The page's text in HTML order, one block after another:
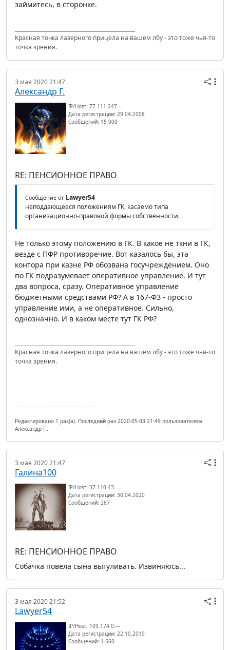
займитесь, в сторонке.
Красная точка лазерного прицела на вашем лбу - это тоже чья-то
точка зрения.
3 мая 2020 21:47
Александр Г.
IP/Host: 77.111.247.---
Дата регистрации: 29.04.2008
Сообщений: 15 000
RE: ПЕНСИОННОЕ ПРАВО
Сообщение от Lawyer54
неподдающееся положениям ГК, касаемо типа
организационно-правовой формы собственности.
Не только этому положению в ГК. В какое не ткни в ГК,
везде с ПФР противоречие. Вот казалось бы, эта
контора при казне РФ обозвана госучреждением. Оно
по ГК подразумевает оперативное управление. И тут
два вопроса, сразу. Оперативное управление
бюджетными средствами РФ? А в 167-ФЗ - просто
управление ими, а не оперативное. Сильно,
однозначно. И в каком месте тут ГК РФ?
Красная точка лазерного прицела на вашем лбу - это тоже чья-то
точка зрения.
Редактировано 1 раз(а). Последний раз 2020-05-03 21:49 пользователем
Александр Г..
3 мая 2020 21:47
Галина100
IP/Host: 37.110.43.---
Дата регистрации: 30.04.2020
Сообщений: 267
RE: ПЕНСИОННОЕ ПРАВО
Собачка повела сына выгуливать. Извиняюсь...
3 мая 2020 21:52
Lawyer54
IP/Host: 109.174.0.---
Дата регистрации: 22.10.2019
Сообщений: 1 560